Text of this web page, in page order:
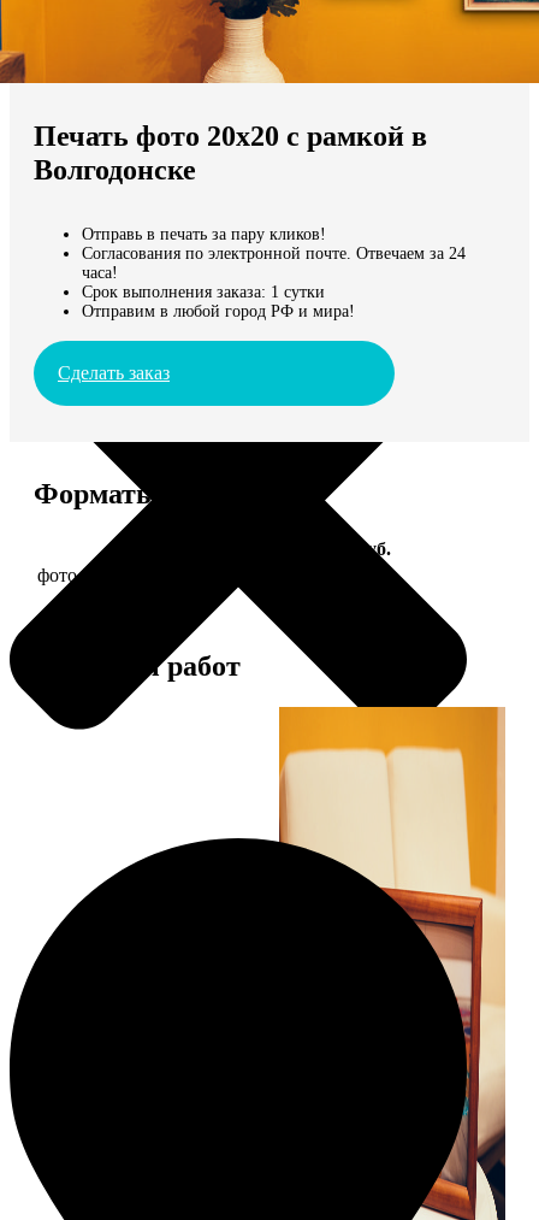
Мы доставляем по всему миру
Продолжить без города
Печать фото 20х20 с рамкой в
Волгодонске
Отправь в печать за пару кликов!
Согласования по электронной почте. Отвечаем за 24
часа!
Срок выполнения заказа: 1 сутки
Отправим в любой город РФ и мира!
Сделать заказ
Форматы и цены
Цена, руб.
фото 20х20 в деревянной рамке
Примеры работ